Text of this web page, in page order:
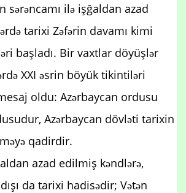
sərəncamı ilə işğaldan azad
tarixi Zəfərin davamı kimi
başladı. Bir vaxtlar döyüşlər
XXI əsrin böyük tikintiləri
oldu: Azərbaycan ordusu
Azərbaycan dövləti tarixin
qadirdir.
azad edilmiş kəndlərə,
da tarixi hadisədir; Vətən